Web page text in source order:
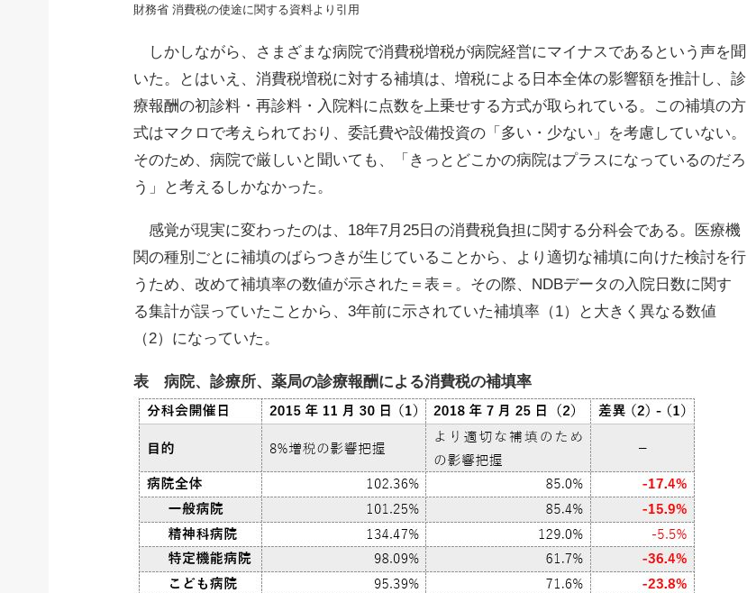
財務省 消費税の使途に関する資料より引用
しかしながら、さまざまな病院で消費税増税が病院経営にマイナスであるという声を聞
いた。とはいえ、消費税増税に対する補填は、増税による日本全体の影響額を推計し、診
療報酬の初診料・再診料・入院料に点数を上乗せする方式が取られている。この補填の方
式はマクロで考えられており、委託費や設備投資の「多い・少ない」を考慮していない。
そのため、病院で厳しいと聞いても、「きっとどこかの病院はプラスになっているのだろ
う」と考えるしかなかった。
感覚が現実に変わったのは、18年7月25日の消費税負担に関する分科会である。医療機
関の種別ごとに補填のばらつきが生じていることから、より適切な補填に向けた検討を行
うため、改めて補填率の数値が示された＝表＝。その際、NDBデータの入院日数に関す
る集計が誤っていたことから、3年前に示されていた補填率（1）と大きく異なる数値
（2）になっていた。
表 病院、診療所、薬局の診療報酬による消費税の補填率